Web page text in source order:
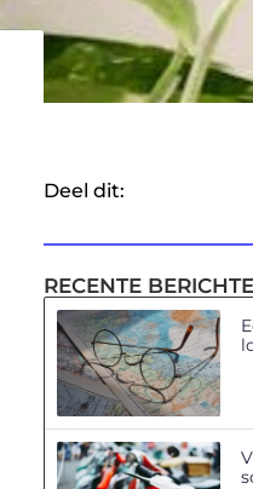
Deel dit:
RECENTE